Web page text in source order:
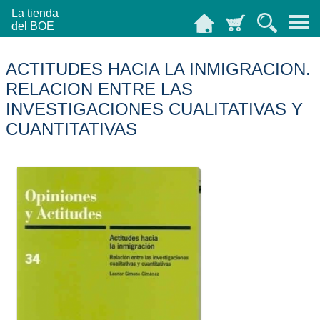
La tienda
del BOE
ACTITUDES HACIA LA INMIGRACION.
RELACION ENTRE LAS
INVESTIGACIONES CUALITATIVAS Y
CUANTITATIVAS